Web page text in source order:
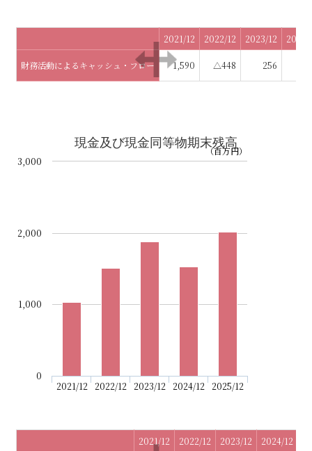
2021/12 2022/12 2023/12 2024/
財務活動によるキャッシュ・フロー 1,590 △448 256
（百万円）
現金及び現金同等物期末残高
2021/12 2022/12 2023/12 2024/12 2025/12
0
1,000
2,000
3,000
2021/12 2022/12 2023/12 2024/12